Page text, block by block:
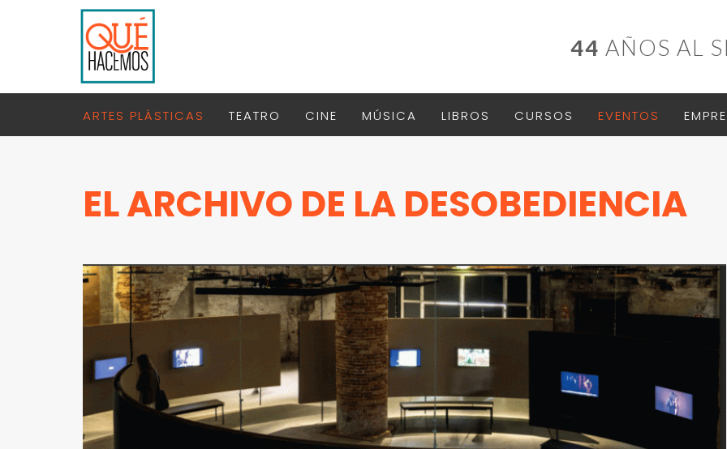
44 AÑOS AL
ARTES PLÁSTICAS TEATRO CINE MÚSICA LIBROS CURSOS EVENTOS
EL ARCHIVO DE LA DESOBEDIENCIA